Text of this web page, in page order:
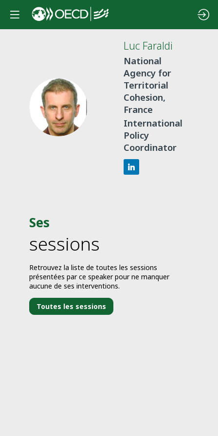
LF
Luc Faraldi
National
Agency for
Territorial
Cohesion,
France
International
Policy
Coordinator
Ses
sessions
Retrouvez la liste de toutes les sessions
présentées par ce speaker pour ne manquer
aucune de ses interventions.
Toutes les sessions